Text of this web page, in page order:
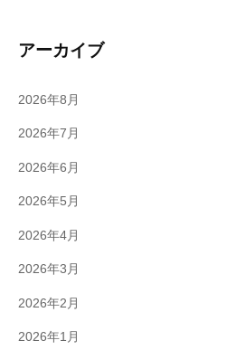
アーカイブ
2026年8月
2026年7月
2026年6月
2026年5月
2026年4月
2026年3月
2026年2月
2026年1月